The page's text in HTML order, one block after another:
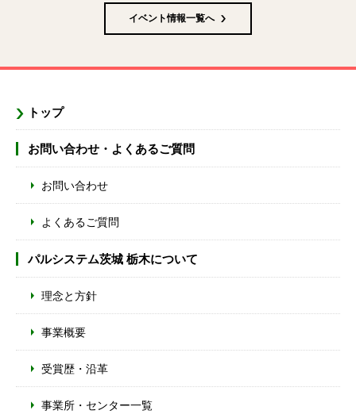
イベント情報一覧へ
トップ
お問い合わせ・よくあるご質問
お問い合わせ
よくあるご質問
パルシステム茨城 栃木について
理念と方針
事業概要
受賞歴・沿革
事業所・センター一覧